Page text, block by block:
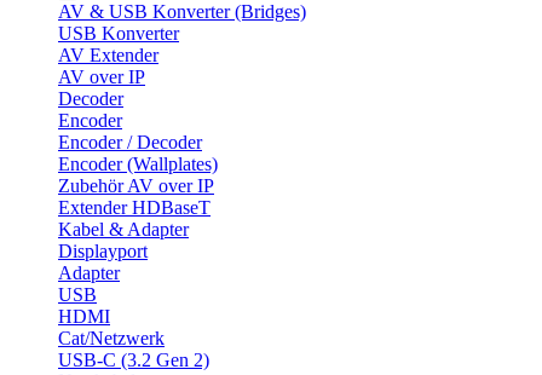
AV & USB Konverter (Bridges)
USB Konverter
AV Extender
AV over IP
Decoder
Encoder
Encoder / Decoder
Encoder (Wallplates)
Zubehör AV over IP
Extender HDBaseT
Kabel & Adapter
Displayport
Adapter
USB
HDMI
Cat/Netzwerk
USB-C (3.2 Gen 2)